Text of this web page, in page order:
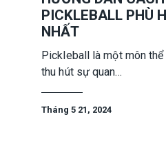
PICKLEBALL PHÙ
NHẤT
Pickleball là một môn
thu hút sự quan…
Tháng 5 21, 2024